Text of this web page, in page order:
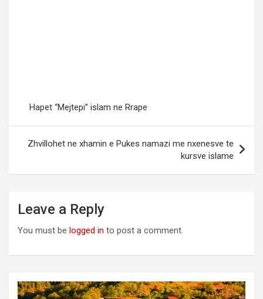
Hapet “Mejtepi” islam ne Rrape
Zhvillohet ne xhamin e Pukes namazi me nxenesve te
kursve islame
Leave a Reply
You must be logged in to post a comment.